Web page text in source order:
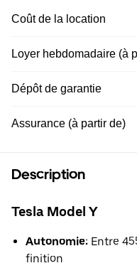
Coût de la location
Loyer hebdomadaire (à
Dépôt de garantie
Assurance (à partir de)
Description
Tesla Model Y
Autonomie: Entre
finition